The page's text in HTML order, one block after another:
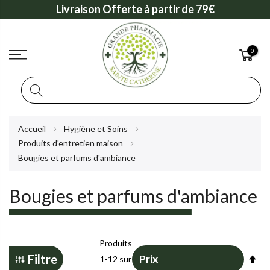
Livraison Offerte à partir de 79€
0
Accueil
Hygiène et Soins
Produits d'entretien maison
Bougies et parfums d'ambiance
Bougies et parfums d'ambiance
Filtre
Produits
1 -12 sur